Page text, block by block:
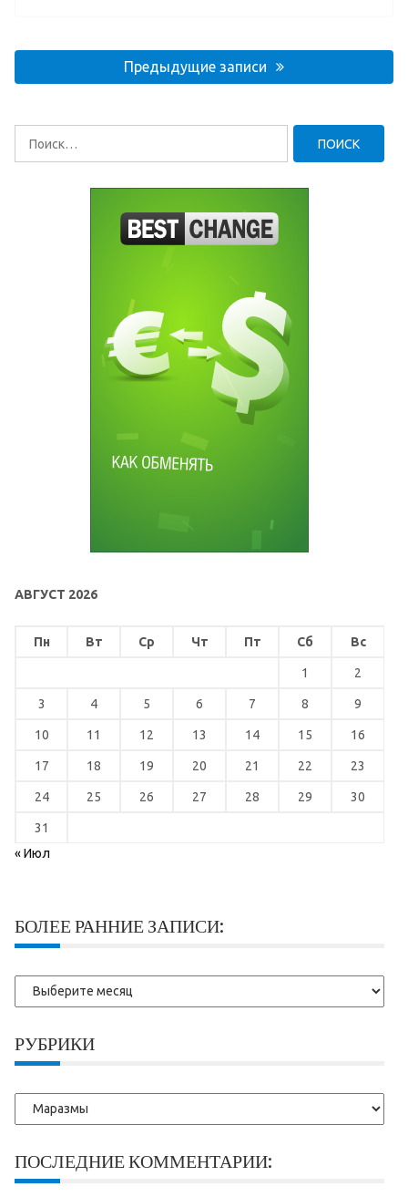
записям
Предыдущие записи
АВГУСТ 2026
Пн Вт Ср Чт Пт Сб Вс
1 2
3 4 5 6 7 8 9
10 11 12 13 14 15 16
17 18 19 20 21 22 23
24 25 26 27 28 29 30
31
« Июл
БОЛЕЕ РАННИЕ ЗАПИСИ:
Более
ранние
РУБРИКИ
Рубрики
ПОСЛЕДНИЕ КОММЕНТАРИИ: